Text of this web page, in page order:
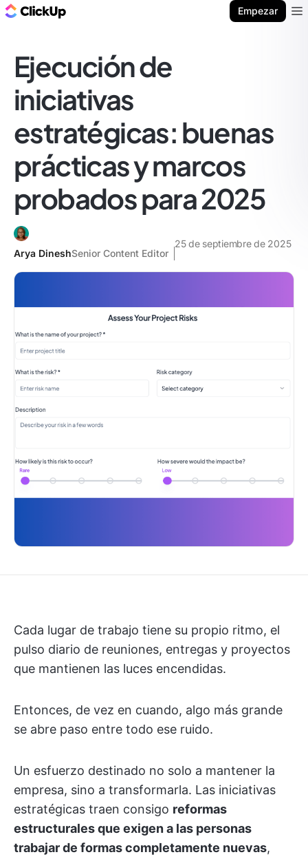
Empezar
Ejecución de
iniciativas
estratégicas: buenas
prácticas y marcos
probados para 2025
Arya DineshSenior Content Editor
25 de septiembre de 2025
Cada lugar de trabajo tiene su propio ritmo, el
pulso diario de reuniones, entregas y proyectos
que mantienen las luces encendidas.
Entonces, de vez en cuando, algo más grande
se abre paso entre todo ese ruido.
Un esfuerzo destinado no solo a mantener la
empresa, sino a transformarla. Las iniciativas
estratégicas traen consigo reformas
estructurales que exigen a las personas
trabajar de formas completamente nuevas,